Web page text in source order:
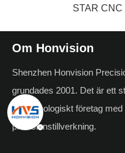
STAR CNC
Om Honvision
Shenzhen Honvision
grundades 2001. Det är ett
högteknologiskt företag
precisionstillverkning.